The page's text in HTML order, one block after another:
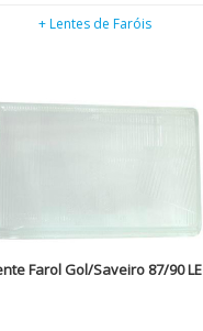
+ Lentes de Faróis
Farol Gol/Saveiro 87/90 LE